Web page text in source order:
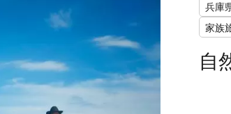
兵庫
家族
自